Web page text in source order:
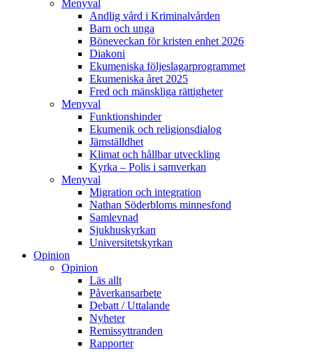
Menyval
Andlig vård i Kriminalvården
Barn och unga
Böneveckan för kristen enhet 2026
Diakoni
Ekumeniska följeslagarprogrammet
Ekumeniska året 2025
Fred och mänskliga rättigheter
Menyval
Funktionshinder
Ekumenik och religionsdialog
Jämställdhet
Klimat och hållbar utveckling
Kyrka – Polis i samverkan
Menyval
Migration och integration
Nathan Söderbloms minnesfond
Samlevnad
Sjukhuskyrkan
Universitetskyrkan
Opinion
Opinion
Läs allt
Påverkansarbete
Debatt / Uttalande
Nyheter
Remissyttranden
Rapporter